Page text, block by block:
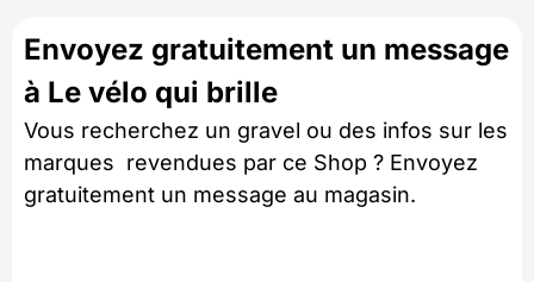
Envoyez gratuitement un message
à Le vélo qui brille
Vous recherchez un gravel ou des infos sur les
marques revendues par ce Shop ? Envoyez
gratuitement un message au magasin.